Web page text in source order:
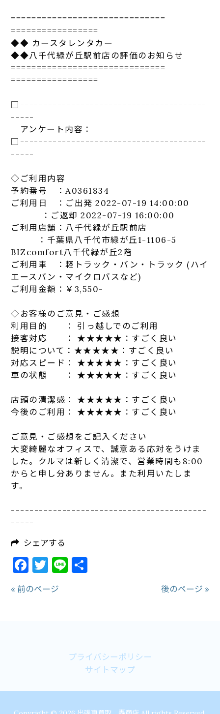
==============================
=================
◆◆ カースタレンタカー
◆◆八千代緑が丘駅前店の評価のお知らせ
==============================
=================
□----------------------------------------
-----
アンケート 内容：
□----------------------------------------
-----
◇ご利用内容
予約番号 ：A0361834
ご利用日 ：ご出発 2022-07-19 14:00:00
：ご返却 2022-07-19 16:00:00
ご利用店舗： 八千代緑が丘駅前店
：千葉県八千代市緑が丘1-1106-5
BIZcomfort八千代緑が丘2階
ご利用車 ：軽トラック・バン・トラック (ハイ
エースバン・マイクロバスなど)
ご利用金額：￥3,550-
◇お客様のご意見・ご感想
利用目的 ： 引っ越しでのご利用
接客対応 ： ★★★★★：すごく良い
説明について：★★★★★：すごく良い
対応スピード： ★★★★★：すごく良い
車の状態 ： ★★★★★：すごく良い
店頭の清潔感： ★★★★★：すごく良い
今後のご利用： ★★★★★：すごく良い
ご意見・ご感想をご記入ください
大変綺麗なオフィスで、誠意ある応対をうけま
した。クルマは新し く清潔で、営業時間も8:00
からと申し分ありません。
また利用いたしま
す。
------------------------------------------
-----
シェアする
Facebook
Twitter
Line
« 前のページ 後のページ »
プライバシーポリシー
サイトマップ